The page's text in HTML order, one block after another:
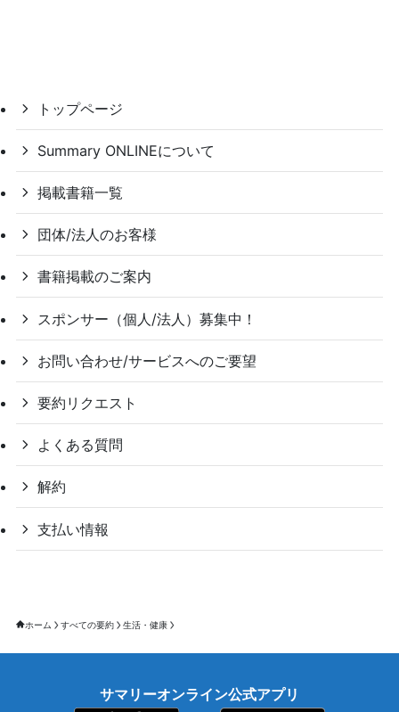
トップページ
Summary ONLINEについて
掲載書籍一覧
団体/法人のお客様
書籍掲載のご案内
スポンサー（個人/法人）募集中！
お問い合わせ/サービスへのご要望
要約リクエスト
よくある質問
解約
支払い情報
ホーム すべての要約 生活・健康
サマリーオンライン公式アプリ